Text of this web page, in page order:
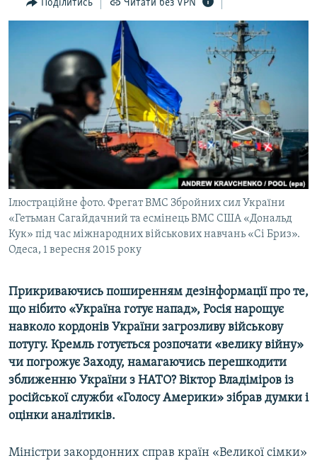
пошуку
СПЕЦПРОЕКТИ
ДЕПОРТАЦІЯ
ВІДЕОУРОКИ «ELIFBE»
СВІДЧЕННЯ ОКУПАЦІЇ
УКРАЇНСЬКА ПРОБЛЕМА КРИМУ
ІНФОГРАФІКА
ЯК ОБІЙТИ БЛОКУВАННЯ
Русский
Qırımtatar
ДОЛУЧАЙСЯ!
Усі сайти RFE/RL
Поділитись Читати без VPN
Ілюстраційне фото. Фрегат ВМС Збройних сил України
«Гетьман Сагайдачний та есмінець ВМС США «Дональд
Кук» під час міжнародних військових навчань «Сі Бриз».
Одеса, 1 вересня 2015 року
Прикриваючись поширенням дезінформації про те,
що нібито «Україна готує напад», Росія нарощує
навколо кордонів України загрозливу військову
потугу. Кремль готується розпочати «велику війну»
чи погрожує Заходу, намагаючись перешкодити
зближенню України з НАТО? Віктор Владіміров із
російської служби «Голосу Америки» зібрав думки і
оцінки аналітиків.
Міністри закордонних справ країн «Великої сімки»